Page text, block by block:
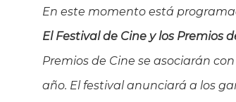
En este momento está
El Festival de Cine y los Premios
Premios de Cine se asociarán
año. El festival anunciará a los